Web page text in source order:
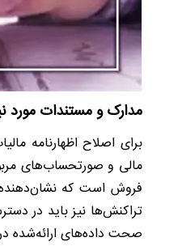
مدارک و مستندات مورد
برای اصلاح اظهارنامه
مالی و صورتحساب‌های
فروش است که نشان‌دهنده
تراکنش‌ها نیز باید در
صحت داده‌های ارائه‌شده در